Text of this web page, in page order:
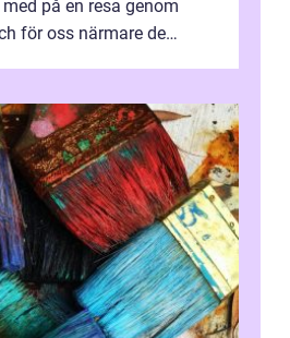
på en resa genom
för oss närmare de